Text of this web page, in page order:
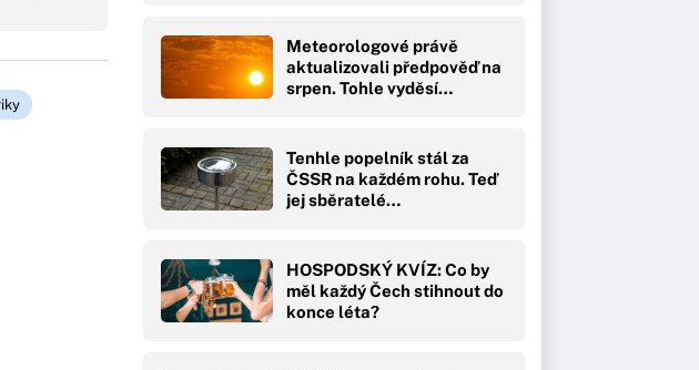
Meteorologové právě
aktualizovali předpověď na
srpen. Tohle vyděsí…
Tenhle popelník stál za
ČSSR na každém rohu. Teď
jej sběratelé…
HOSPODSKÝ KVÍZ: Co by
měl každý Čech stihnout do
konce léta?